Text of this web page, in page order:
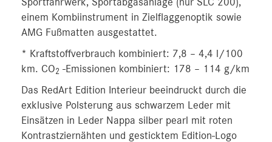
einem Kombiinstrument in Zielflaggenoptik sowie
AMG Fußmatten ausgestattet.
* Kraftstoffverbrauch kombiniert: 7,8 – 4,4 l/100
km. CO2 -Emissionen kombiniert: 178 – 114 g/km
Das RedArt Edition Interieur beeindruckt durch die
exklusive Polsterung aus schwarzem Leder mit
Einsätzen in Leder Nappa silber pearl mit roten
Kontrastziernähten und gesticktem Edition-Logo